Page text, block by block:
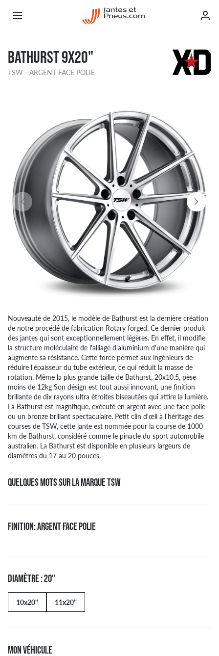
BATHURST 9X20"
TSW - ARGENT FACE POLIE
Nouveauté de 2015, le modèle de Bathurst est la dernière création
de notre procédé de fabrication Rotary forged. Ce dernier produit
des jantes qui sont exceptionnellement légères. En effet, il modifie
la structure moléculaire de l'alliage d'aluminium d'une manière qui
augmente sa résistance. Cette force permet aux ingénieurs de
réduire l'épaisseur du tube extérieur, ce qui réduit la masse de
rotation. Même la plus grande taille de Bathurst, 20x10.5, pèse
moins de 12kg Son désign est tout aussi innovant, une finition
brillante de dix rayons ultra étroites biseautées qui attire la lumière.
La Bathurst est magnifique, exécuté en argent avec une face polie
ou un bronze brillant spectaculaire. Petit clin d'œil à l'héritage des
courses de TSW, cette jante est nommée pour la course de 1000
km de Bathurst, considéré comme le pinacle du sport automobile
australien. La Bathurst est disponible en plusieurs largeurs de
diamètres du 17 au 20 pouces.
QUELQUES MOTS SUR LA MARQUE TSW
FINITION: ARGENT FACE POLIE
DIAMÈTRE : 20''
10x20'' 11x20''
MON VÉHICULE